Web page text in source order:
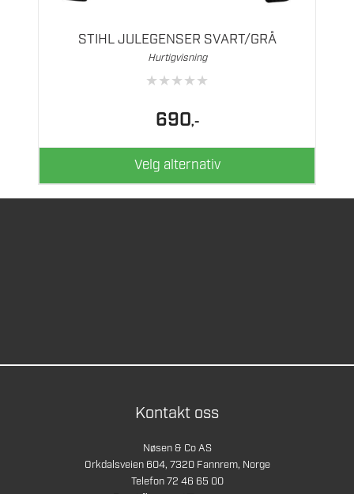
STIHL JULEGENSER SVART/GRÅ
Hurtigvisning
★★★★★
690,-
Velg alternativ
produktsiden
Kontakt oss
Nøsen & Co AS
Orkdalsveien 604, 7320 Fannrem, Norge
Telefon 72 46 65 00